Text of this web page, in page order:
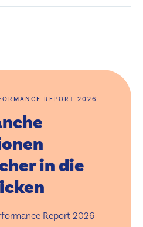
REPORT 2026
in die
Report 2026